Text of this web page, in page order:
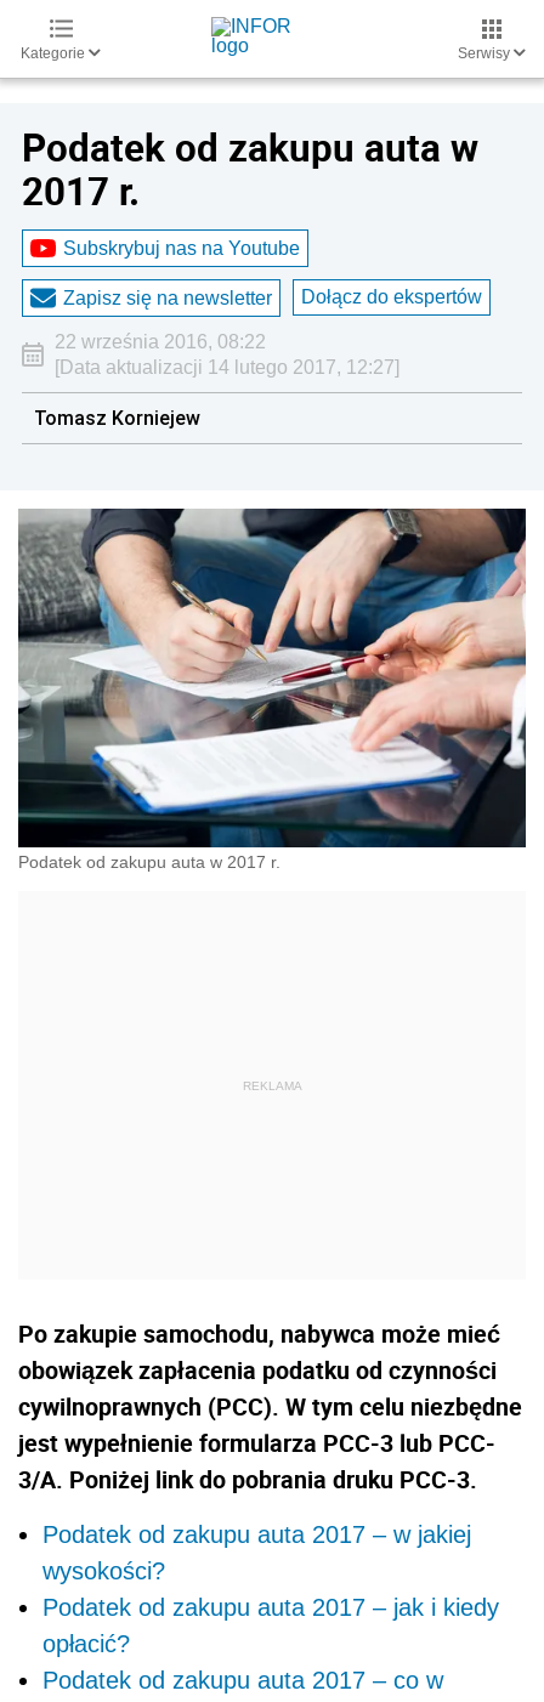
Kategorie Serwisy
Podatek od zakupu auta w
2017 r.
Subskrybuj nas na Youtube
Zapisz się na newsletter Dołącz do ekspertów
22 września 2016, 08:22
[Data aktualizacji 14 lutego 2017, 12:27]
Tomasz Korniejew
Podatek od zakupu auta w 2017 r.
Po zakupie samochodu, nabywca może mieć
obowiązek zapłacenia podatku od czynności
cywilnoprawnych (PCC). W tym celu niezbędne
jest wypełnienie formularza PCC-3 lub PCC-
3/A. Poniżej link do pobrania druku PCC-3.
Podatek od zakupu auta 2017 – w jakiej
wysokości?
Podatek od zakupu auta 2017 – jak i kiedy
opłacić?
Podatek od zakupu auta 2017 – co w